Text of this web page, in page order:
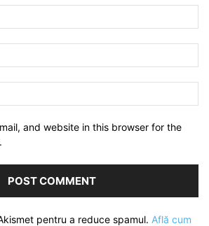
and website in this browser for the
pentru a reduce spamul. Află cum